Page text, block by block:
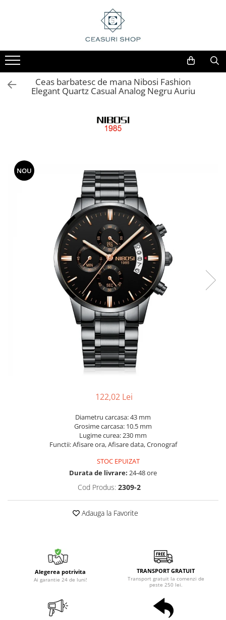
Ceas barbatesc de mana Nibosi Fashion
Elegant Quartz Casual Analog Negru Auriu
NOU
122,02 Lei
Diametru carcasa: 43 mm
Grosime carcasa: 10.5 mm
Lugime curea: 230 mm
Functii: Afisare ora, Afisare data, Cronograf
STOC EPUIZAT
Durata de livrare: 24-48 ore
Cod Produs: 2309-2
Adauga la Favorite
Alegerea potrivita
Ai garantie 24 de luni!
TRANSPORT GRATUIT
Transport gratuit la comenzi de
peste 250 lei.